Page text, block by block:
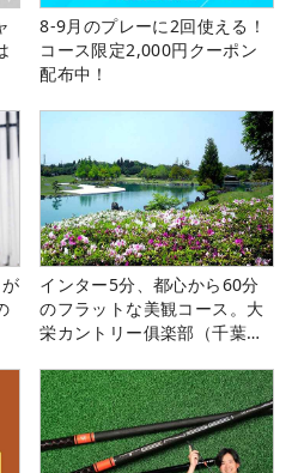
8-9月のプレーに2回使える！
コース限定2,000円クーポン
配布中！
インター5分、都心から60分
のフラットな美観コース。大
栄カントリー俱楽部（千葉